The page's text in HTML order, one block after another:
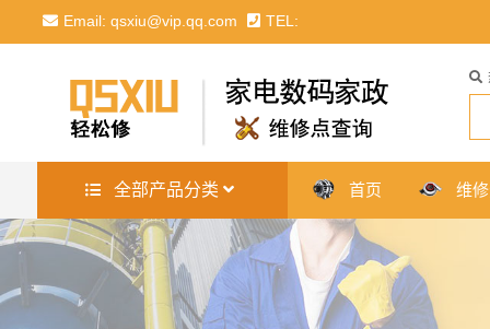
Email: qsxiu@vip.qq.com TEL:
全部产品分类 首页 维